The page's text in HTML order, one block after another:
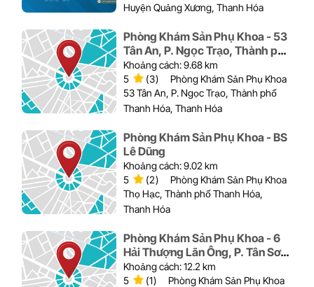
Huyện Quảng Xương, Thanh Hóa
Phòng Khám Sản Phụ Khoa - 53
Tân An, P. Ngọc Trạo, Thành phố
Thanh Hóa
Khoảng cách: 9.68 km
5
(3)
Phòng Khám Sản Phụ Khoa
53 Tân An, P. Ngọc Trạo, Thành phố
Thanh Hóa, Thanh Hóa
Phòng Khám Sản Phụ Khoa - BS
Lê Dũng
Khoảng cách: 9.02 km
5
(2)
Phòng Khám Sản Phụ Khoa
Thọ Hạc, Thành phố Thanh Hóa,
Thanh Hóa
Phòng Khám Sản Phụ Khoa - 6
Hải Thượng Lãn Ông, P. Tân Sơn,
Thành phố Thanh Hóa
Khoảng cách: 12.2 km
5
(1)
Phòng Khám Sản Phụ Khoa